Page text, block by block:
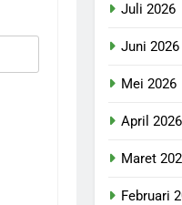
Juli 2026
Juni 2026
Mei 2026
April 2026
Maret
Februari